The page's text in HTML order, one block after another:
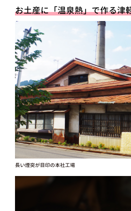
お土産に「温泉熱」で作る津
長い煙突が目印の本社工場